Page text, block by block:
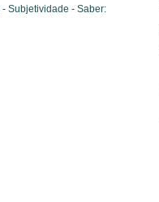
- Subjetividade - Saber: